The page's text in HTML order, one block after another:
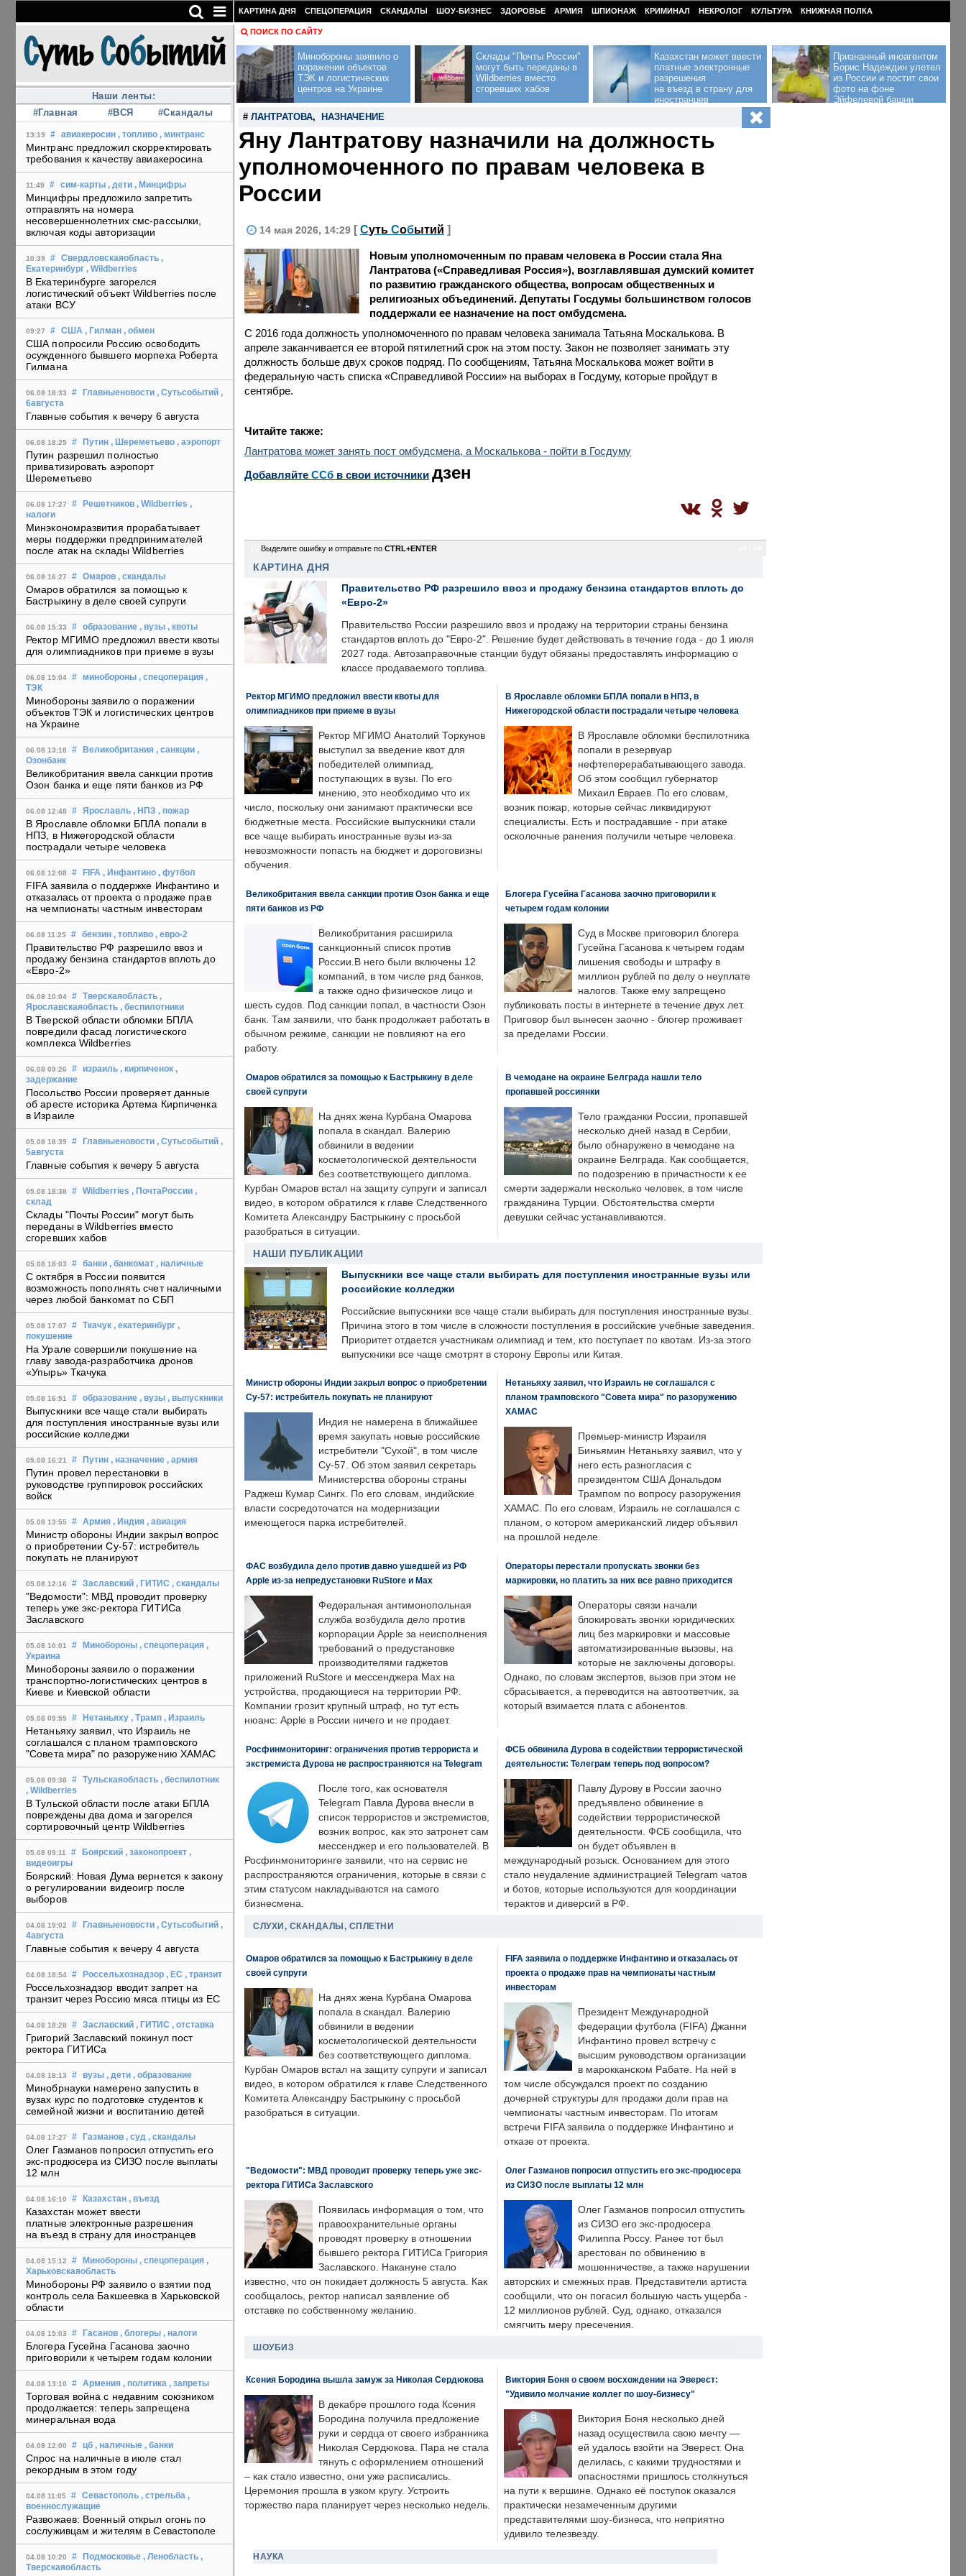
Наши ленты:
#Главная
#ВСЯ #Скандалы
13:19 # авиакеросин , топливо , минтранс
Минтранс предложил скорректировать
требования к качеству авиакеросина
11:49 # сим-карты , дети , Минцифры
Минцифры предложило запретить
отправлять на номера
несовершеннолетних смс-рассылки,
включая коды авторизации
10:39 # Свердловскаяобласть ,
Екатеринбург , Wildberries
В Екатеринбурге загорелся
логистический объект Wildberries после
атаки ВСУ
09:27 # США , Гилман , обмен
США попросили Россию освободить
осужденного бывшего морпеха Роберта
Гилмана
06.08 18:33 # Главныеновости , Сутьсобытий ,
6августа
Главные события к вечеру 6 августа
06.08 18:25 # Путин , Шереметьево , аэропорт
Путин разрешил полностью
приватизировать аэропорт
Шереметьево
06.08 17:27 # Решетников , Wildberries ,
налоги
Минэкономразвития прорабатывает
меры поддержки предпринимателей
после атак на склады Wildberries
06.08 16:27 # Омаров , скандалы
Омаров обратился за помощью к
Бастрыкину в деле своей супруги
06.08 15:33 # образование , вузы , квоты
Ректор МГИМО предложил ввести квоты
для олимпиадников при приеме в вузы
06.08 15:04 # минобороны , спецоперация ,
ТЭК
Минобороны заявило о поражении
объектов ТЭК и логистических центров
на Украине
06.08 13:18 # Великобритания , санкции ,
Озонбанк
Великобритания ввела санкции против
Озон банка и еще пяти банков из РФ
06.08 12:48 # Ярославль , НПЗ , пожар
В Ярославле обломки БПЛА попали в
НПЗ, в Нижегородской области
пострадали четыре человека
06.08 12:08 # FIFA , Инфантино , футбол
FIFA заявила о поддержке Инфантино и
отказалась от проекта о продаже прав
на чемпионаты частным инвесторам
06.08 11:25 # бензин , топливо , евро-2
Правительство РФ разрешило ввоз и
продажу бензина стандартов вплоть до
«Евро-2»
06.08 10:04 # Тверскаяобласть ,
Ярославскаяобласть , беспилотники
В Тверской области обломки БПЛА
повредили фасад логистического
комплекса Wildberries
06.08 09:26 # израиль , кирпиченок ,
задержание
Посольство России проверяет данные
об аресте историка Артема Кирпиченка
в Израиле
05.08 18:39 # Главныеновости , Сутьсобытий ,
5августа
Главные события к вечеру 5 августа
05.08 18:38 # Wildberries , ПочтаРоссии ,
склад
Склады "Почты России" могут быть
переданы в Wildberries вместо
сгоревших хабов
05.08 18:03 # банки , банкомат , наличные
С октября в России появится
возможность пополнять счет наличными
через любой банкомат по СБП
05.08 17:07 # Ткачук , екатеринбург ,
покушение
На Урале совершили покушение на
главу завода-разработчика дронов
«Упырь» Ткачука
05.08 16:51 # образование , вузы , выпускники
Выпускники все чаще стали выбирать
для поступления иностранные вузы или
российские колледжи
05.08 16:21 # Путин , назначение , армия
Путин провел перестановки в
руководстве группировок российских
войск
05.08 13:55 # Армия , Индия , авиация
Министр обороны Индии закрыл вопрос
о приобретении Су-57: истребитель
покупать не планируют
05.08 12:16 # Заславский , ГИТИС , скандалы
"Ведомости": МВД проводит проверку
теперь уже экс-ректора ГИТИСа
Заславского
05.08 10:01 # Минобороны , спецоперация ,
Украина
Минобороны заявило о поражении
транспортно-логистических центров в
Киеве и Киевской области
05.08 09:55 # Нетаньяху , Трамп , Израиль
Нетаньяху заявил, что Израиль не
соглашался с планом трамповского
"Совета мира" по разоружению ХАМАС
05.08 09:38 # Тульскаяобласть , беспилотник
, Wildberries
В Тульской области после атаки БПЛА
повреждены два дома и загорелся
сортировочный центр Wildberries
05.08 09:11 # Боярский , законопроект ,
видеоигры
Боярский: Новая Дума вернется к закону
о регулировании видеоигр после
выборов
04.08 19:02 # Главныеновости , Сутьсобытий ,
4августа
Главные события к вечеру 4 августа
04.08 18:54 # Россельхознадзор , ЕС , транзит
Россельхознадзор вводит запрет на
транзит через Россию мяса птицы из ЕС
04.08 18:28 # Заславский , ГИТИС , отставка
Григорий Заславский покинул пост
ректора ГИТИСа
04.08 18:13 # вузы , дети , образование
Минобрнауки намерено запустить в
вузах курс по подготовке студентов к
семейной жизни и воспитанию детей
04.08 17:27 # Газманов , суд , скандалы
Олег Газманов попросил отпустить его
экс-продюсера из СИЗО после выплаты
12 млн
04.08 16:10 # Казахстан , въезд
Казахстан может ввести
платные электронные разрешения
на въезд в страну для иностранцев
04.08 15:12 # Минобороны , спецоперация ,
Харьковскаяобласть
Минобороны РФ заявило о взятии под
контроль села Бакшеевка в Харьковской
области
04.08 15:03 # Гасанов , блогеры , налоги
Блогера Гусейна Гасанова заочно
приговорили к четырем годам колонии
04.08 13:10 # Армения , политика , запреты
Торговая война с недавним союзником
продолжается: теперь запрещена
минеральная вода
04.08 12:00 # цб , наличные , банки
Спрос на наличные в июле стал
рекордным в этом году
04.08 11:05 # Севастополь , стрельба ,
военнослужащие
Развожаев: Военный открыл огонь по
сослуживцам и жителям в Севастополе
04.08 10:20 # Подмосковье , Ленобласть ,
Тверскаяобласть
КАРТИНА ДНЯ СПЕЦОПЕРАЦИЯ СКАНДАЛЫ ШОУ-БИЗНЕС ЗДОРОВЬЕ АРМИЯ ШПИОНАЖ КРИМИНАЛ НЕКРОЛОГ КУЛЬТУРА КНИЖНАЯ ПОЛКА
ПОИСК ПО САЙТУ
Минобороны заявило о
поражении объектов
ТЭК и логистических
центров на Украине
Склады "Почты России"
могут быть переданы в
Wildberries вместо
сгоревших хабов
Казахстан может ввести
платные электронные
разрешения
на въезд в страну для
иностранцев
Признанный иноагентом
Борис Надеждин улетел
из России и постит свои
фото на фоне
Эйфелевой башни
# ЛАНТРАТОВА, НАЗНАЧЕНИЕ
Яну Лантратову назначили на должность
уполномоченного по правам человека в
России
14 мая 2026, 14:29 [ Суть Событий ]
Новым уполномоченным по правам человека в России стала Яна
Лантратова («Справедливая Россия»), возглавлявшая думский комитет
по развитию гражданского общества, вопросам общественных и
религиозных объединений. Депутаты Госдумы большинством голосов
поддержали ее назначение на пост омбудсмена.
С 2016 года должность уполномоченного по правам человека занимала Татьяна Москалькова. В
апреле заканчивается ее второй пятилетний срок на этом посту. Закон не позволяет занимать эту
должность больше двух сроков подряд. По сообщениям, Татьяна Москалькова может войти в
федеральную часть списка «Справедливой России» на выборах в Госдуму, которые пройдут в
сентябре.
Читайте также:
Лантратова может занять пост омбудсмена, а Москалькова - пойти в Госдуму
Добавляйте CСб в свои источники дзен
Выделите ошибку и отправьте по CTRL+ENTER
КАРТИНА ДНЯ
Правительство РФ разрешило ввоз и продажу бензина стандартов вплоть до
«Евро-2»
Правительство России разрешило ввоз и продажу на территории страны бензина
стандартов вплоть до "Евро-2". Решение будет действовать в течение года - до 1 июля
2027 года. Автозаправочные станции будут обязаны предоставлять информацию о
классе продаваемого топлива.
Ректор МГИМО предложил ввести квоты для
олимпиадников при приеме в вузы
Ректор МГИМО Анатолий Торкунов
выступил за введение квот для
победителей олимпиад,
поступающих в вузы. По его
мнению, это необходимо что их
число, поскольку они занимают практически все
бюджетные места. Российские выпускники стали
все чаще выбирать иностранные вузы из-за
невозможности попасть на бюджет и дороговизны
обучения.
В Ярославле обломки БПЛА попали в НПЗ, в
Нижегородской области пострадали четыре человека
В Ярославле обломки беспилотника
попали в резервуар
нефтеперерабатывающего завода.
Об этом сообщил губернатор
Михаил Евраев. По его словам,
возник пожар, которые сейчас ликвидируют
специалисты. Есть и пострадавшие - при атаке
осколочные ранения получили четыре человека.
Великобритания ввела санкции против Озон банка и еще
пяти банков из РФ
Великобритания расширила
санкционный список против
России.В него были включены 12
компаний, в том числе ряд банков,
а также одно физическое лицо и
шесть судов. Под санкции попал, в частности Озон
банк. Там заявили, что банк продолжает работать в
обычном режиме, санкции не повлияют на его
работу.
Блогера Гусейна Гасанова заочно приговорили к
четырем годам колонии
Суд в Москве приговорил блогера
Гусейна Гасанова к четырем годам
лишения свободы и штрафу в
миллион рублей по делу о неуплате
налогов. Также ему запрещено
публиковать посты в интернете в течение двух лет.
Приговор был вынесен заочно - блогер проживает
за пределами России.
Омаров обратился за помощью к Бастрыкину в деле
своей супруги
На днях жена Курбана Омарова
попала в скандал. Валерию
обвинили в ведении
косметологической деятельности
без соответствующего диплома.
Курбан Омаров встал на защиту супруги и записал
видео, в котором обратился к главе Следственного
Комитета Александру Бастрыкину с просьбой
разобраться в ситуации.
В чемодане на окраине Белграда нашли тело
пропавшей россиянки
Тело гражданки России, пропавшей
несколько дней назад в Сербии,
было обнаружено в чемодане на
окраине Белграда. Как сообщается,
по подозрению в причастности к ее
смерти задержали несколько человек, в том числе
гражданина Турции. Обстоятельства смерти
девушки сейчас устанавливаются.
НАШИ ПУБЛИКАЦИИ
Выпускники все чаще стали выбирать для поступления иностранные вузы или
российские колледжи
Российские выпускники все чаще стали выбирать для поступления иностранные вузы.
Причина этого в том числе в сложности поступления в российские учебные заведения.
Приоритет отдается участникам олимпиад и тем, кто поступает по квотам. Из-за этого
выпускники все чаще смотрят в сторону Европы или Китая.
Министр обороны Индии закрыл вопрос о приобретении
Су-57: истребитель покупать не планируют
Индия не намерена в ближайшее
время закупать новые российские
истребители "Сухой", в том числе
Су-57. Об этом заявил секретарь
Министерства обороны страны
Раджеш Кумар Сингх. По его словам, индийские
власти сосредоточатся на модернизации
имеющегося парка истребителей.
Нетаньяху заявил, что Израиль не соглашался с
планом трамповского "Совета мира" по разоружению
ХАМАС
Премьер-министр Израиля
Биньямин Нетаньяху заявил, что у
него есть разногласия с
президентом США Дональдом
Трампом по вопросу разоружения
ХАМАС. По его словам, Израиль не соглашался с
планом, о котором американский лидер объявил
на прошлой неделе.
ФАС возбудила дело против давно ушедшей из РФ
Apple из-за непредустановки RuStore и Max
Федеральная антимонопольная
служба возбудила дело против
корпорации Apple за неисполнения
требований о предустановке
производителями гаджетов
приложений RuStore и мессенджера Max на
устройства, продающиеся на территории РФ.
Компании грозит крупный штраф, но тут есть
нюанс: Apple в России ничего и не продает.
Операторы перестали пропускать звонки без
маркировки, но платить за них все равно приходится
Операторы связи начали
блокировать звонки юридических
лиц без маркировки и массовые
автоматизированные вызовы, на
которые не заключены договоры.
Однако, по словам экспертов, вызов при этом не
сбрасывается, а переводится на автоответчик, за
который взимается плата с абонентов.
Росфинмониторинг: ограничения против террориста и
экстремиста Дурова не распространяются на Telegram
После того, как основателя
Telegram Павла Дурова внесли в
список террористов и экстремистов,
возник вопрос, как это затронет сам
мессенджер и его пользователей. В
Росфинмониторинге заявили, что на сервис не
распространяются ограничения, которые в связи с
этим статусом накладываются на самого
бизнесмена.
ФСБ обвинила Дурова в содействии террористической
деятельности: Телеграм теперь под вопросом?
Павлу Дурову в России заочно
предъявлено обвинение в
содействии террористической
деятельности. ФСБ сообщила, что
он будет объявлен в
международный розыск. Основанием для этого
стало неудаление администрацией Telegram чатов
и ботов, которые используются для координации
терактов и диверсий в РФ.
СЛУХИ, СКАНДАЛЫ, СПЛЕТНИ
Омаров обратился за помощью к Бастрыкину в деле
своей супруги
На днях жена Курбана Омарова
попала в скандал. Валерию
обвинили в ведении
косметологической деятельности
без соответствующего диплома.
Курбан Омаров встал на защиту супруги и записал
видео, в котором обратился к главе Следственного
Комитета Александру Бастрыкину с просьбой
разобраться в ситуации.
FIFA заявила о поддержке Инфантино и отказалась от
проекта о продаже прав на чемпионаты частным
инвесторам
Президент Международной
федерации футбола (FIFA) Джанни
Инфантино провел встречу с
высшим руководством организации
в марокканском Рабате. На ней в
том числе обсуждался проект по созданию
дочерней структуры для продажи доли прав на
чемпионаты частным инвесторам. По итогам
встречи FIFA заявила о поддержке Инфантино и
отказе от проекта.
"Ведомости": МВД проводит проверку теперь уже экс-
ректора ГИТИСа Заславского
Появилась информация о том, что
правоохранительные органы
проводят проверку в отношении
бывшего ректора ГИТИСа Григория
Заславского. Накануне стало
известно, что он покидает должность 5 августа. Как
сообщалось, ректор написал заявление об
отставке по собственному желанию.
Олег Газманов попросил отпустить его экс-продюсера
из СИЗО после выплаты 12 млн
Олег Газманов попросил отпустить
из СИЗО его экс-продюсера
Филиппа Россу. Ранее тот был
арестован по обвинению в
мошенничестве, а также нарушении
авторских и смежных прав. Представители артиста
сообщили, что он погасил большую часть ущерба -
12 миллионов рублей. Суд, однако, отказался
смягчить меру пресечения.
ШОУБИЗ
Ксения Бородина вышла замуж за Николая Сердюкова
В декабре прошлого года Ксения
Бородина получила предложение
руки и сердца от своего избранника
Николая Сердюкова. Пара не стала
тянуть с оформлением отношений
– как стало известно, они уже расписались.
Церемония прошла в узком кругу. Устроить
торжество пара планирует через несколько недель.
Виктория Боня о своем восхождении на Эверест:
"Удивило молчание коллег по шоу-бизнесу"
Виктория Боня несколько дней
назад осуществила свою мечту —
ей удалось взойти на Эверест. Она
делилась, с какими трудностями и
опасностями пришлось столкнуться
на пути к вершине. Однако её поступок оказался
практически незамеченным другими
представителями шоу-бизнеса, что неприятно
удивило телезвезду.
НАУКА